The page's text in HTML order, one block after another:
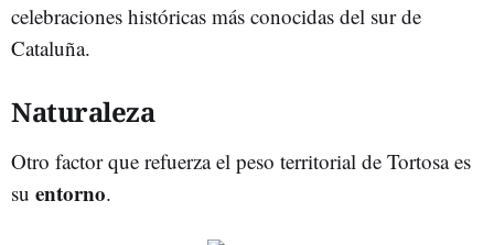
celebraciones históricas más conocidas del sur de
Cataluña.
Naturaleza
Otro factor que refuerza el peso territorial de Tortosa es
su entorno.